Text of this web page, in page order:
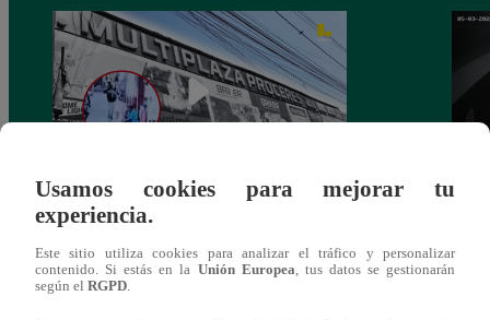
Asesinan a comerciante ferretero dentro de
Usamos cookies para mejorar tu
experiencia.
Este sitio utiliza cookies para analizar el tráfico y personalizar
contenido. Si estás en la Unión Europea, tus datos se gestionarán
según el RGPD.